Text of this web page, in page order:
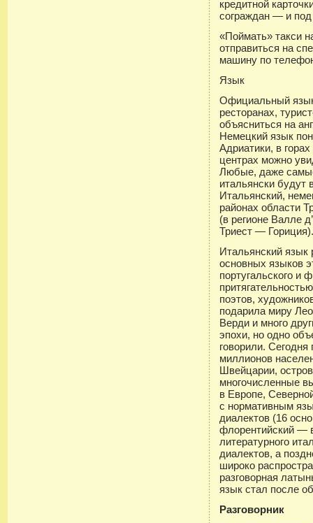
кредитной
сограждан — и под
«Поймать» такси
отправиться на
машину по
Язык
Официальный
ресторанах,
объясниться на
Немецкий язык
Адриатики, в
центрах можно
Любые, даже
итальянски будут
Итальянский,
районах области
(в регионе Валле
Триест —
Итальянский язык
основных языков
португальского и
поэтов,
подарила миру
Верди и много
эпохи, но одно
говорили. Сегодня
миллионов
Швейцарии,
многочисленные
в Европе,
с нормативным
диалектов (16
флорентийский —
литературного
диалектов, а
широко
разговорная
язык стал после
Разговорник